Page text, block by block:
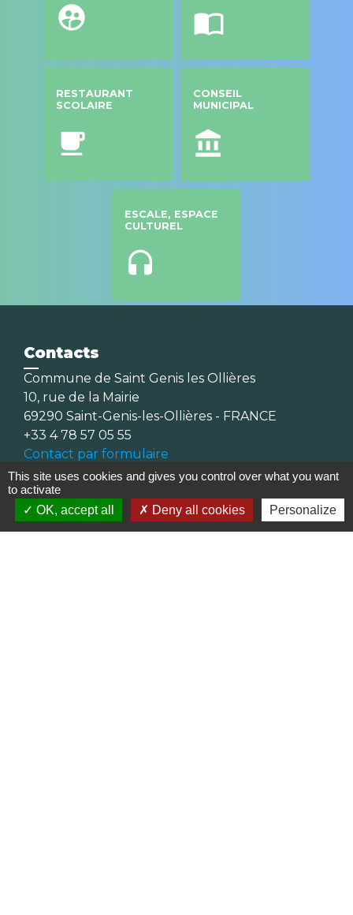
supervised_user_circle import_contacts
RESTAURANT
SCOLAIRE
local_cafe
CONSEIL
MUNICIPAL
account_balance
ESCALE, ESPACE
CULTUREL
headset
Contacts
Commune de Saint Genis les Ollières
10, rue de la Mairie
69290 Saint-Genis-les-Ollières - FRANCE
+33 4 78 57 05 55
Contact par formulaire
Horaires
Lundi, mardi, jeudi et vendredi :
This site uses cookies and gives you control over what you want
to activate
OK, accept all
Deny all cookies Personalize